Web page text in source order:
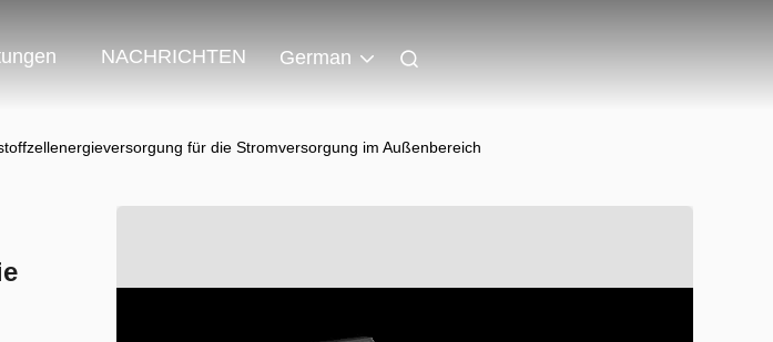
NACHRICHTEN German
für die Stromversorgung im Außenbereich